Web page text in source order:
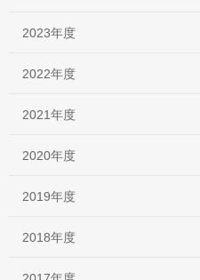
2023年度
2022年度
2021年度
2020年度
2019年度
2018年度